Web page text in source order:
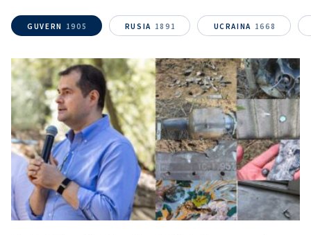
GUVERN 1905 RUSIA 1891 UCRAINA 1668